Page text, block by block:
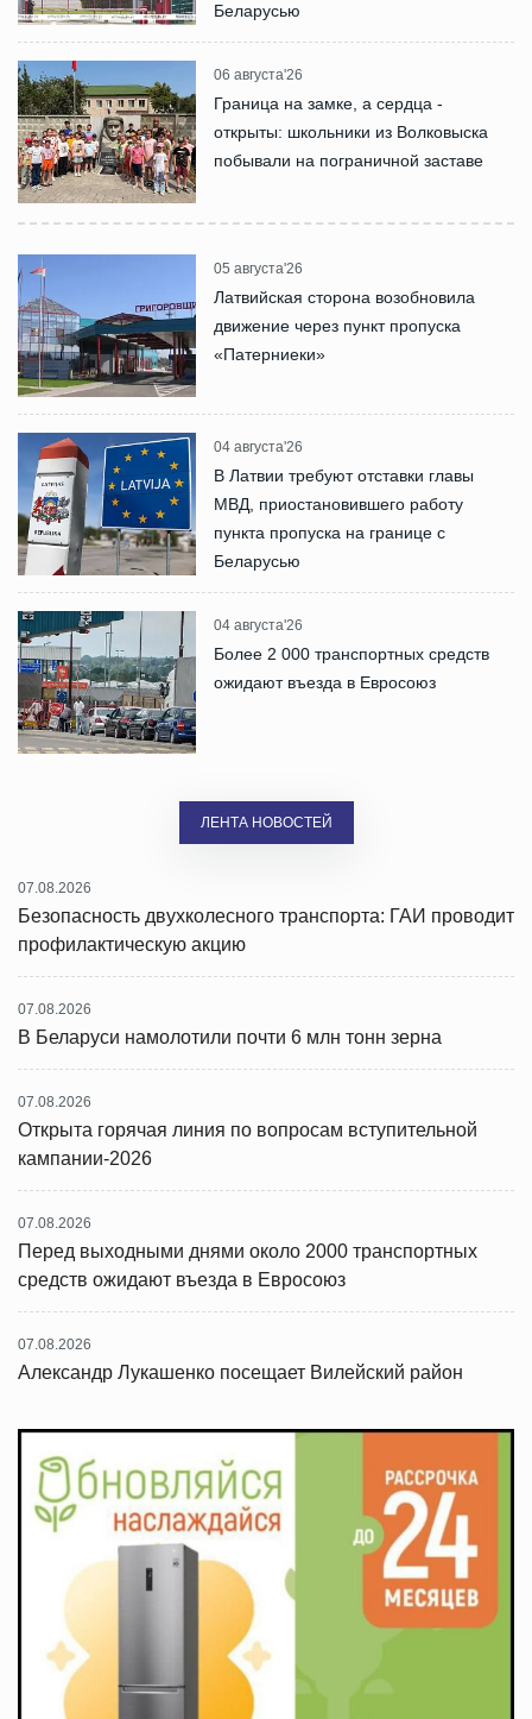
Беларусью
06 августа'26
Граница на замке, а сердца -
открыты: школьники из Волковыска
побывали на пограничной заставе
05 августа'26
Латвийская сторона возобновила
движение через пункт пропуска
«Патерниеки»
04 августа'26
В Латвии требуют отставки главы
МВД, приостановившего работу
пункта пропуска на границе с
Беларусью
04 августа'26
Более 2 000 транспортных средств
ожидают въезда в Евросоюз
ЛЕНТА НОВОСТЕЙ
07.08.2026
Безопасность двухколесного транспорта: ГАИ проводит
профилактическую акцию
07.08.2026
В Беларуси намолотили почти 6 млн тонн зерна
07.08.2026
Открыта горячая линия по вопросам вступительной
кампании-2026
07.08.2026
Перед выходными днями около 2000 транспортных
средств ожидают въезда в Евросоюз
07.08.2026
Александр Лукашенко посещает Вилейский район